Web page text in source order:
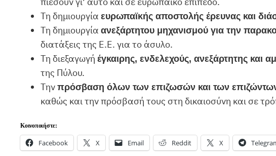
Τη δημιουργία ευρωπαϊκής αποστολής έρευνας και
Τη δημιουργία ανεξάρτητου μηχανισμού για την
διατάξεις της Ε.Ε. για το άσυλο.
Τη διεξαγωγή έγκαιρης, ενδελεχούς, ανεξάρτητης και
της Πύλου.
Την πρόσβαση όλων των επιζωσών και των
καθώς και την πρόσβασή τους στη δικαιοσύνη και σε
Κοινοποιήστε:
Facebook X Email Reddit X